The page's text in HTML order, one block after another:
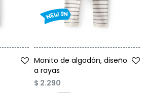
Monito de algodón, diseño
a rayas
$ 2.290